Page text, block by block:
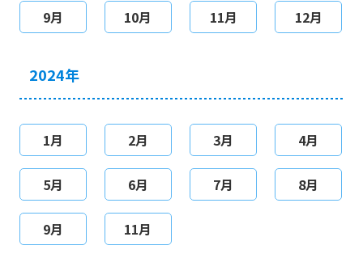
9月 10月 11月 12月
2024年
1月 2月 3月 4月
5月 6月 7月 8月
9月 11月